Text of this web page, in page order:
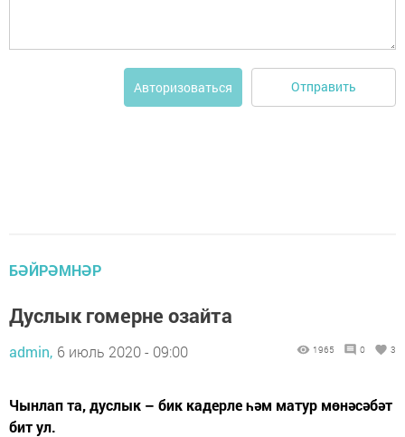
Авторизоваться Отправить
БӘЙРӘМНӘР
Дуслык гомерне озайта
admin, 6 июль 2020 - 09:00 1965 0 3
Чынлап та, дуслык – бик кадерле һәм матур мөнәсәбәт
бит ул.